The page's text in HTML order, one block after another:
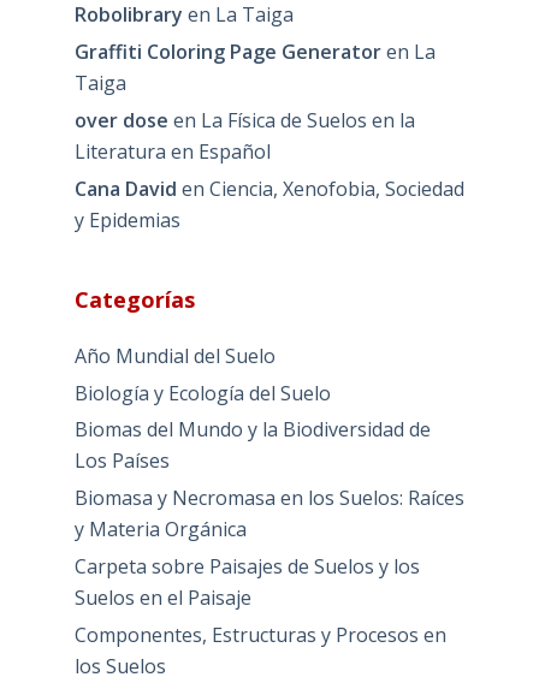
Robolibrary en La Taiga
Graffiti Coloring Page Generatoren La
Taiga
over dose en La Física de Suelos en la
Literatura en Español
Cana David en Ciencia, Xenofobia, Sociedad
y Epidemias
Categorías
Año Mundial del Suelo
Biología y Ecología del Suelo
Biomas del Mundo y la Biodiversidad de
Los Países
Biomasa y Necromasa en los Suelos: Raíces
y Materia Orgánica
Carpeta sobre Paisajes de Suelos y los
Suelos en el Paisaje
Componentes, Estructuras y Procesos en
los Suelos